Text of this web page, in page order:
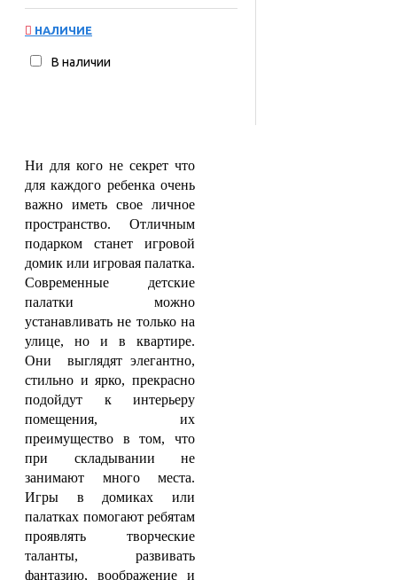
НАЛИЧИЕ
В наличии
Ни для кого не секрет что
для каждого ребенка очень
важно иметь свое личное
пространство. Отличным
подарком станет игровой
домик или игровая палатка.
Современные детские
палатки можно
устанавливать не только на
улице, но и в квартире.
Они выглядят элегантно,
стильно и ярко, прекрасно
подойдут к интерьеру
помещения, их
преимущество в том, что
при складывании не
занимают много места.
Игры в домиках или
палатках помогают ребятам
проявлять творческие
таланты, развивать
фантазию, воображение и